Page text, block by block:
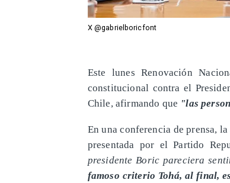
X @gabrielboricfont
Este lunes Renovación
constitucional contra el
Chile, afirmando que "las
En una conferencia de prensa,
presentada por el Partido
presidente Boric pareciera
famoso criterio Tohá, al final,